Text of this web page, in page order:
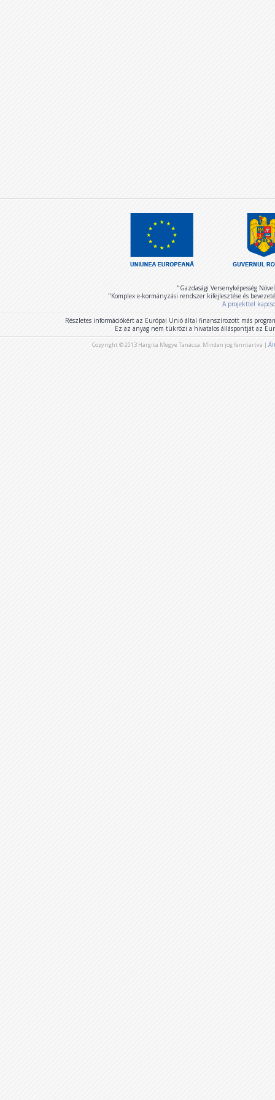
"Gazdasági Versenyképesség
"Komplex e-kormányzási rendszer kifejlesztése és
A projekttel
Részletes információkért az Európai Unió által finanszírozott más
Ez az anyag nem tükrözi a hivatalos álláspontját az
Copyright © 2013 Hargita Megye Tanácsa. Minden jog fenntartva |